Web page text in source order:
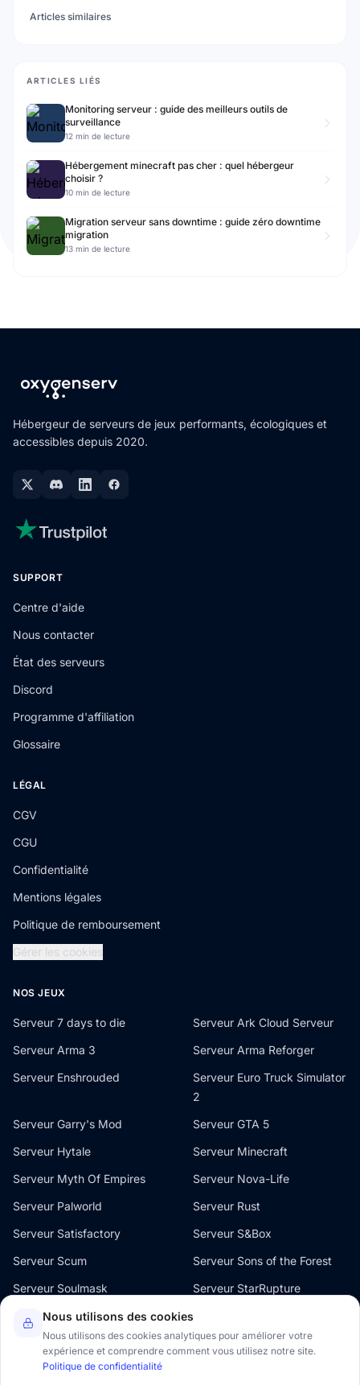
Nous utilisons des cookies
Nous utilisons des cookies analytiques pour améliorer votre
expérience et comprendre comment vous utilisez notre site.
Politique de confidentialité
Articles similaires
ARTICLES LIÉS
Monitoring serveur : guide des meilleurs outils de
surveillance
12 min de lecture
Hébergement minecraft pas cher : quel hébergeur
choisir ?
10 min de lecture
Migration serveur sans downtime : guide zéro downtime
migration
13 min de lecture
Hébergeur de serveurs de jeux performants, écologiques et
accessibles depuis 2020.
SUPPORT
Centre d'aide
Nous contacter
État des serveurs
Discord
Programme d'affiliation
Glossaire
LÉGAL
CGV
CGU
Confidentialité
Mentions légales
Politique de remboursement
Gérer les cookies
NOS JEUX
Serveur 7 days to die
Serveur Ark Cloud Serveur
Serveur Arma 3
Serveur Arma Reforger
Serveur Enshrouded
Serveur Euro Truck Simulator
2
Serveur Garry's Mod
Serveur GTA 5
Serveur Hytale
Serveur Minecraft
Serveur Myth Of Empires
Serveur Nova-Life
Serveur Palworld
Serveur Rust
Serveur Satisfactory
Serveur S&Box
Serveur Scum
Serveur Sons of the Forest
Serveur Soulmask
Serveur StarRupture
Serveur The Front
Serveur Valheim
Serveur Windrose